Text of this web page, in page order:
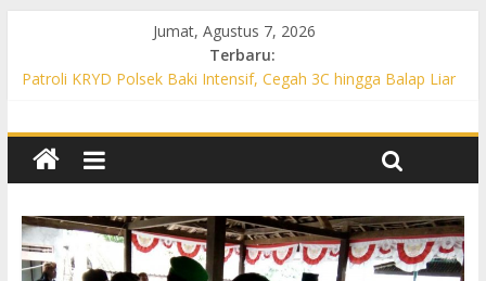
Jumat, Agustus 7, 2026
Terbaru:
Patroli KRYD Polsek Baki Intensif, Cegah 3C hingga Balap Liar
Permukiman, Warga Diajak Aktif Jaga Kamtibmas
Patroli Cegah Karhutla, Polsek Weru Sisir Lahan Kering dan
Patroli Blue Light KRYD Polsek Bendosari Sasar Objek Vital,
Polisi Ajak Warga Waspada dan Cegah Karhutla
Patroli Blue Light KRYD Polsek Kartasura Sasar Titik Rawan,